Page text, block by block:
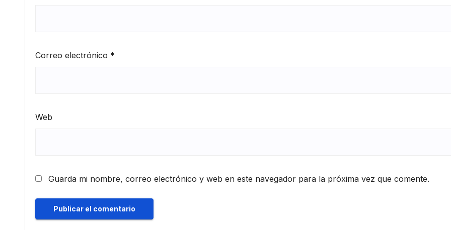
Correo electrónico *
Web
Guarda mi nombre, correo electrónico y web en este navegador para la próxima vez que comente.